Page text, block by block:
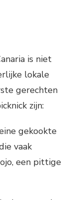
is niet
lokale
gerechten
zijn:
gekookte
vaak
een pittige